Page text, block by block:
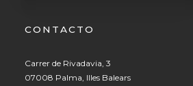
CONTACTO
Carrer de Rivadavia, 3
07008 Palma, Illes Balears